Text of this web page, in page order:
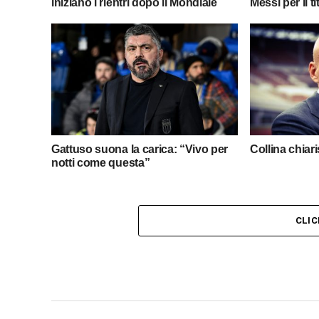
iniziano i rientri dopo il Mondiale Messi per il
Gattuso suona la carica: “Vivo per
notti come questa”
Collina